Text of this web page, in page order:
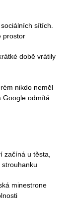
sítích.
prostor
době vrátily
nikdo neměl
Google odmítá
začíná u těsta,
minestrone